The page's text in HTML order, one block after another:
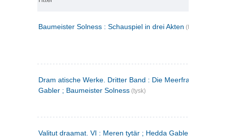
Baumeister Solness : Schauspiel in drei Akten (tysk)
Dram atische Werke. Dritter Band : Die Meerfrau ; Hedda
Gabler ; Baumeister Solness (tysk)
Valitut draamat. VI : Meren tytär ; Hedda Gabler ;